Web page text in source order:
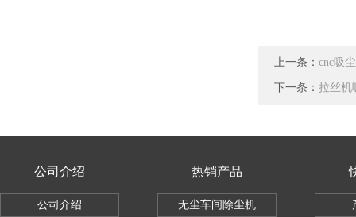
上一条： cnc吸
下一条： 拉丝机
公司介绍
公司介绍
热销产品
无尘车间除尘机